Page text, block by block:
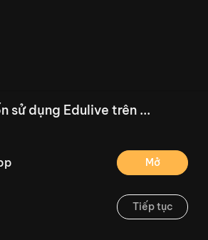
/--
Thoát
sử dụng Edulive trên ...
Mở
Tiếp tục